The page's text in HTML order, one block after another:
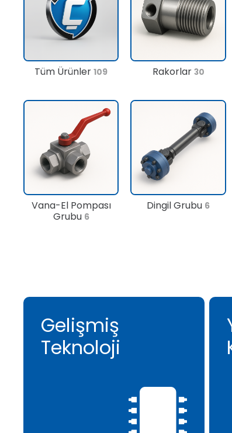
Tüm Ürünler109 Rakorlar 30
Vana-El Pompası
Grubu 6
Dingil Grubu 6
Gelişmiş
Teknoloji